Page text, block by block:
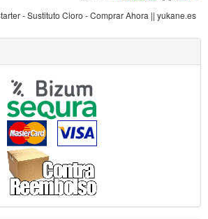
- Sustituto Cloro - Comprar Ahora || yukane.es